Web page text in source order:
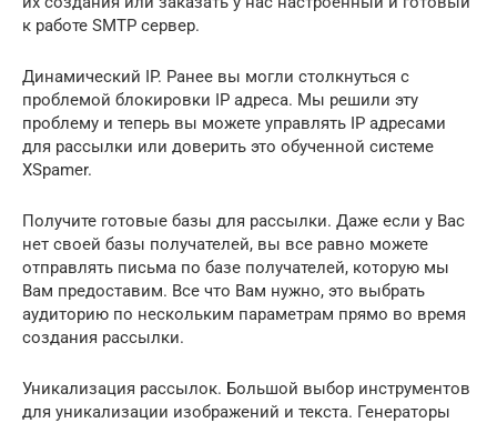
к работе SMTP сервер.
Динамический IP. Ранее вы могли столкнуться с
проблемой блокировки IP адреса. Мы решили эту
проблему и теперь вы можете управлять IP адресами
для рассылки или доверить это обученной системе
XSpamer.
Получите готовые базы для рассылки. Даже если у Вас
нет своей базы получателей, вы все равно можете
отправлять письма по базе получателей, которую мы
Вам предоставим. Все что Вам нужно, это выбрать
аудиторию по нескольким параметрам прямо во время
создания рассылки.
Уникализация рассылок. Большой выбор инструментов
для уникализации изображений и текста. Генераторы